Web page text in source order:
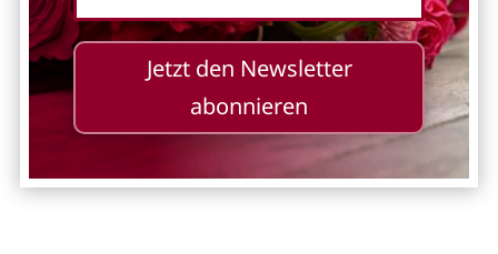
Jetzt den Newsletter
abonnieren